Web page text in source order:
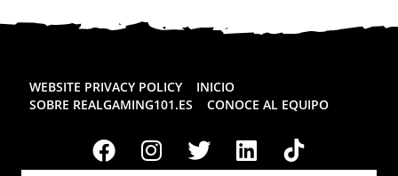
WEBSITE PRIVACY POLICY
INICIO
SOBRE REALGAMING101.ES
CONOCE AL EQUIPO